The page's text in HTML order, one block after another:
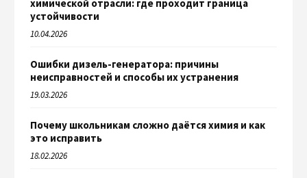
химической отрасли: где проходит граница
устойчивости
10.04.2026
Ошибки дизель-генератора: причины
неисправностей и способы их устранения
19.03.2026
Почему школьникам сложно даётся химия и как
это исправить
18.02.2026